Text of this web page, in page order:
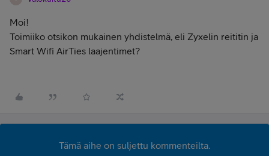
Moi!
Toimiiko otsikon mukainen yhdistelmä, eli Zyxelin reititin ja
Smart Wifi AirTies laajentimet?
Tämä aihe on suljettu kommenteilta.